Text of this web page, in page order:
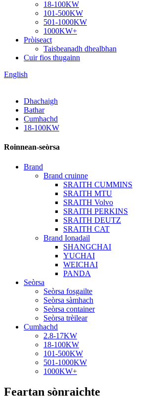
18-100KW
101-500KW
501-1000KW
1000KW+
Pròiseact
Taisbeanadh dhealbhan
Cuir fios thugainn
English
Dhachaigh
Bathar
Cumhachd
18-100KW
Roinnean-seòrsa
Brand
Brand cruinne
SRAITH CUMMINS
SRAITH MTU
SRAITH Volvo
SRAITH PERKINS
SRAITH DEUTZ
SRAITH CAT
Brand Ionadail
SHANGCHAI
YUCHAI
WEICHAI
PANDA
Seòrsa
Seòrsa fosgailte
Seòrsa sàmhach
Seòrsa container
Seòrsa trèilear
Cumhachd
2.8-17KW
18-100KW
101-500KW
501-1000KW
1000KW+
Feartan sònraichte